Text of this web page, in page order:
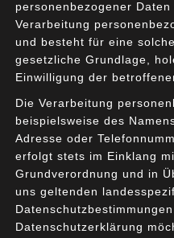
21. November 2020
Architecture
personenbezogener
Verarbeitung
und besteht für eine
gesetzliche Grundlage,
Einwilligung der
Die Verarbeitung
beispielsweise des
Adresse oder
erfolgt stets im Einklang
Grundverordnung und in
uns geltenden
Datenschutzerklärung